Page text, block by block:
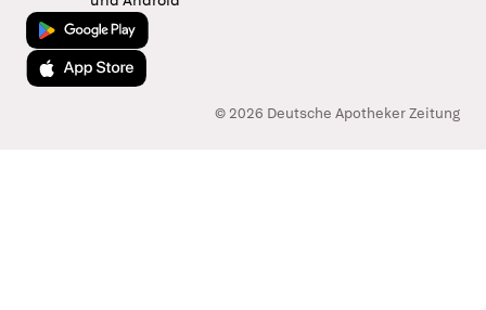
Jetzt bei Google Play
Laden im App Store
© 2026 Deutsche Apotheker Zeitung